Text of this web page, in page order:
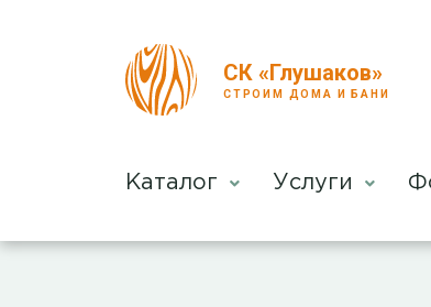
СК «Глушаков»
СТРОИМ ДОМА И БАНИ
Каталог Услуги